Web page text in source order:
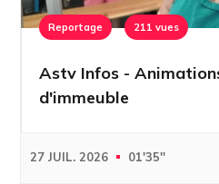
Reportage 211 vues
Astv Infos -
d'immeuble
27 JUIL. 2026 01'35''